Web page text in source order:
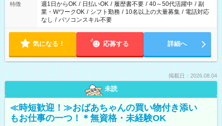
特徴 週1日からOK / 日払いOK / 履歴書不要 / 40～50代活躍中 / 副
業・WワークOK / シフト勤務 / 10名以上の大量募集 / 電話対応
なし / パソコンスキル不要
気になる！ 応募する 詳細へ
掲載日：2026.08.04
未読
≪時短歓迎！≫おばあちゃんの買い物付き添い
もお仕事の一つ！＊無資格・未経験OK